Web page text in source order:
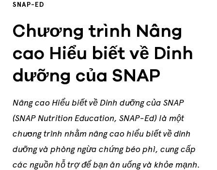
SNAP-ED
Chương trình Nâng
cao Hiểu biết về Dinh
dưỡng của SNAP
Nângcao Hiểu biết về Dinh dưỡng của SNAP
(SNAP Nutrition Education, SNAP-Ed) là một
chương trình nhằm nângcao hiểu biết về dinh
dưỡng và phòng ngừa chứngbéo phì, cung cấp
các nguồn hỗtrợ để bạn ăn uống và khỏe mạnh.